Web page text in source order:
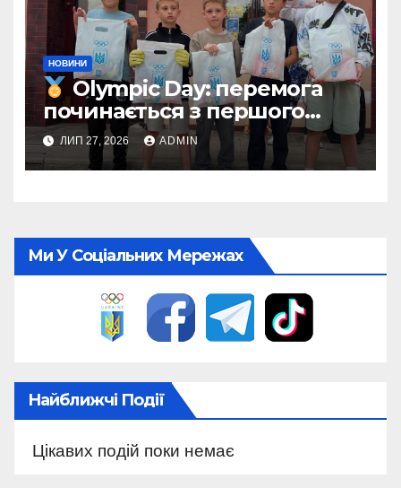
НОВИНИ
Olympic Day: перемога
починається з першого
кроку
ЛИП 27, 2026 ADMIN
Ми У Соціальних Мережах
Найближчі Події
Цікавих подій поки немає